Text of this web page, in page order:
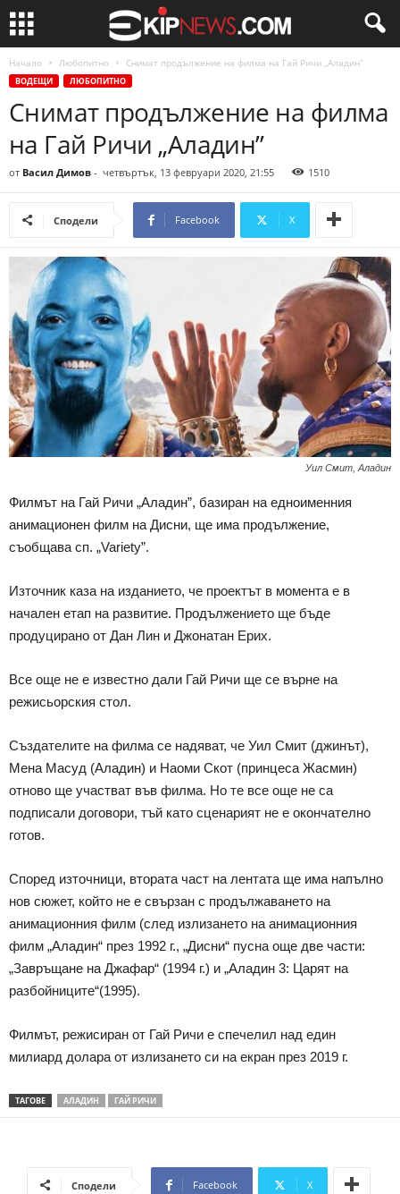
Начало Любопитно Снимат продължение на филма на Гай Ричи „Аладин”
ВОДЕЩИ ЛЮБОПИТНО
Снимат продължение на филма
на Гай Ричи „Аладин”
от Васил Димов - четвъртък, 13 февруари 2020, 21:55 1510
Сподели Facebook X
Уил Смит, Аладин
Филмът на Гай Ричи „Аладин”, базиран на едноименния
анимационен филм на Дисни, ще има продължение,
съобщава сп. „Variety”.
Източник каза на изданието, че проектът в момента е в
начален етап на развитие. Продължението ще бъде
продуцирано от Дан Лин и Джонатан Ерих.
Все още не е известно дали Гай Ричи ще се върне на
режисьорския стол.
Създателите на филма се надяват, че Уил Смит (джинът),
Мена Масуд (Аладин) и Наоми Скот (принцеса Жасмин)
отново ще участват във филма. Но те все още не са
подписали договори, тъй като сценарият не е окончателно
готов.
Според източници, втората част на лентата ще има напълно
нов сюжет, който не е свързан с продължаването на
анимационния филм (след излизането на анимационния
филм „Аладин“ през 1992 г., „Дисни“ пусна още две части:
„Завръщане на Джафар“ (1994 г.) и „Аладин 3: Царят на
разбойниците“(1995).
Филмът, режисиран от Гай Ричи е спечелил над един
милиард долара от излизането си на екран през 2019 г.
ТАГОВЕ АЛАДИН ГАЙ РИЧИ
Сподели Facebook X